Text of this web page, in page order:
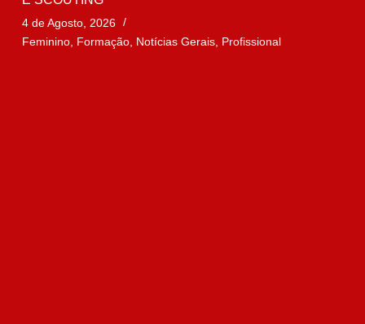
4 de Agosto, 2026
Feminino, Formação, Notícias Gerais, Profissional